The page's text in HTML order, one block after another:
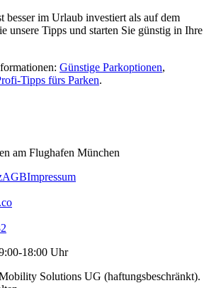
besser im Urlaub investiert als auf dem
unsere Tipps und starten Sie günstig in Ihre
Günstige Parkoptionen,
Tipps fürs Parken.
am Flughafen München
AGBImpressum
18:00 Uhr
Solutions UG (haftungsbeschränkt).